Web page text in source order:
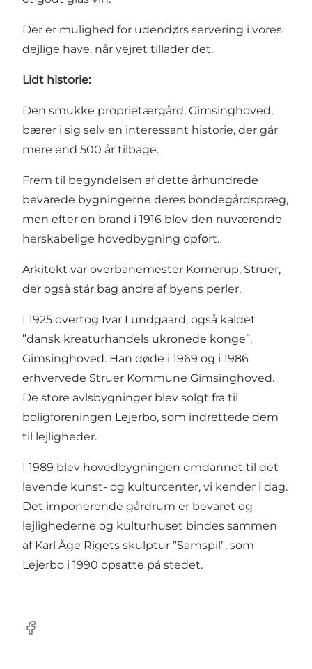
Der er mulighed for udendørs servering i vores
dejlige have, når vejret tillader det.
Lidt historie:
Den smukke proprietærgård, Gimsinghoved,
bærer i sig selv en interessant historie, der går
mere end 500 år tilbage.
Frem til begyndelsen af dette århundrede
bevarede bygningerne deres bondegårdspræg,
men efter en brand i 1916 blev den nuværende
herskabelige hovedbygning opført.
Arkitekt var overbanemester Kornerup, Struer,
der også står bag andre af byens perler.
I 1925 overtog Ivar Lundgaard, også kaldet
”dansk kreaturhandels ukronede konge”,
Gimsinghoved. Han døde i 1969 og i 1986
erhvervede Struer Kommune Gimsinghoved.
De store avlsbygninger blev solgt fra til
boligforeningen Lejerbo, som indrettede dem
til lejligheder.
I 1989 blev hovedbygningen omdannet til det
levende kunst- og kulturcenter, vi kender i dag.
Det imponerende gårdrum er bevaret og
lejlighederne og kulturhuset bindes sammen
af Karl Åge Rigets skulptur ”Samspil”, som
Lejerbo i 1990 opsatte på stedet.
Facebook